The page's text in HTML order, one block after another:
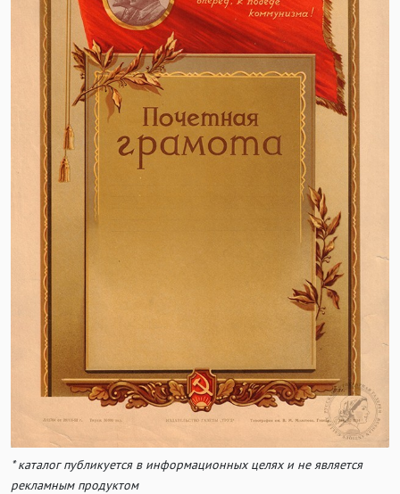
* каталог публикуется в информационных целях и не является
рекламным продуктом